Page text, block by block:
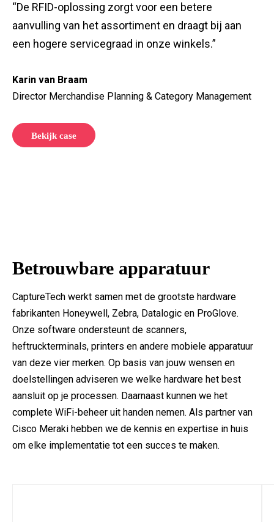
“De RFID-oplossing zorgt voor een betere
aanvulling van het assortiment en draagt bij aan
een hogere servicegraad in onze winkels.”
Karin van Braam
Director Merchandise Planning & Category Management
Bekijk case
Betrouwbare apparatuur
CaptureTech werkt samen met de grootste hardware
fabrikanten Honeywell, Zebra, Datalogic en ProGlove.
Onze software ondersteunt de scanners,
heftruckterminals, printers en andere mobiele apparatuur
van deze vier merken. Op basis van jouw wensen en
doelstellingen adviseren we welke hardware het best
aansluit op je processen. Daarnaast kunnen we het
complete WiFi-beheer uit handen nemen. Als partner van
Cisco Meraki hebben we de kennis en expertise in huis
om elke implementatie tot een succes te maken.